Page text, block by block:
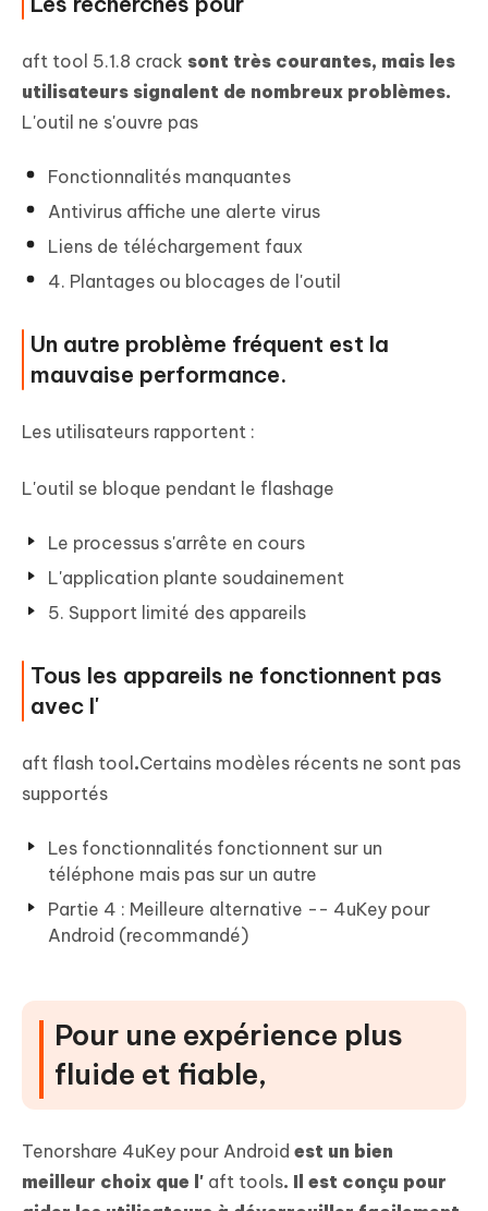
aft tool 5.1.8 crack sont très courantes, mais les
utilisateurs signalent de nombreux problèmes.
L'outil ne s'ouvre pas
Fonctionnalités manquantes
Antivirus affiche une alerte virus
Liens de téléchargement faux
4. Plantages ou blocages de l'outil
Un autre problème fréquent est la
mauvaise performance.
Les utilisateurs rapportent :
L'outil se bloque pendant le flashage
Le processus s'arrête en cours
L'application plante soudainement
5. Support limité des appareils
Tous les appareils ne fonctionnent pas
avec l'
aft flash tool .Certains modèles récents ne sont pas
supportés
Les fonctionnalités fonctionnent sur un
téléphone mais pas sur un autre
Partie 4 : Meilleure alternative -- 4uKey pour
Android (recommandé)
Pour une expérience plus
fluide et fiable,
Tenorshare 4uKey pour Android est un bien
meilleur choix que l' aft tools. Il est conçu pour